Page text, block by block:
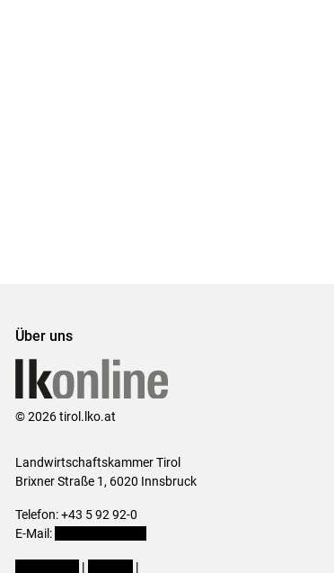
Über uns
© 2026 tirol.lko.at
Landwirtschaftskammer Tirol
Brixner Straße 1, 6020 Innsbruck
Telefon: +43 5 92 92-0
E-Mail:
| |